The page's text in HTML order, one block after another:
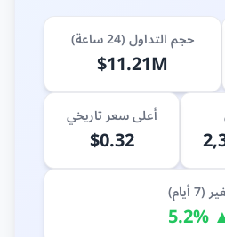
حجم التداول (24 ساعة)
$11.21M
أعلى سعر تاريخي
$0.32
(7 أيام)
▲